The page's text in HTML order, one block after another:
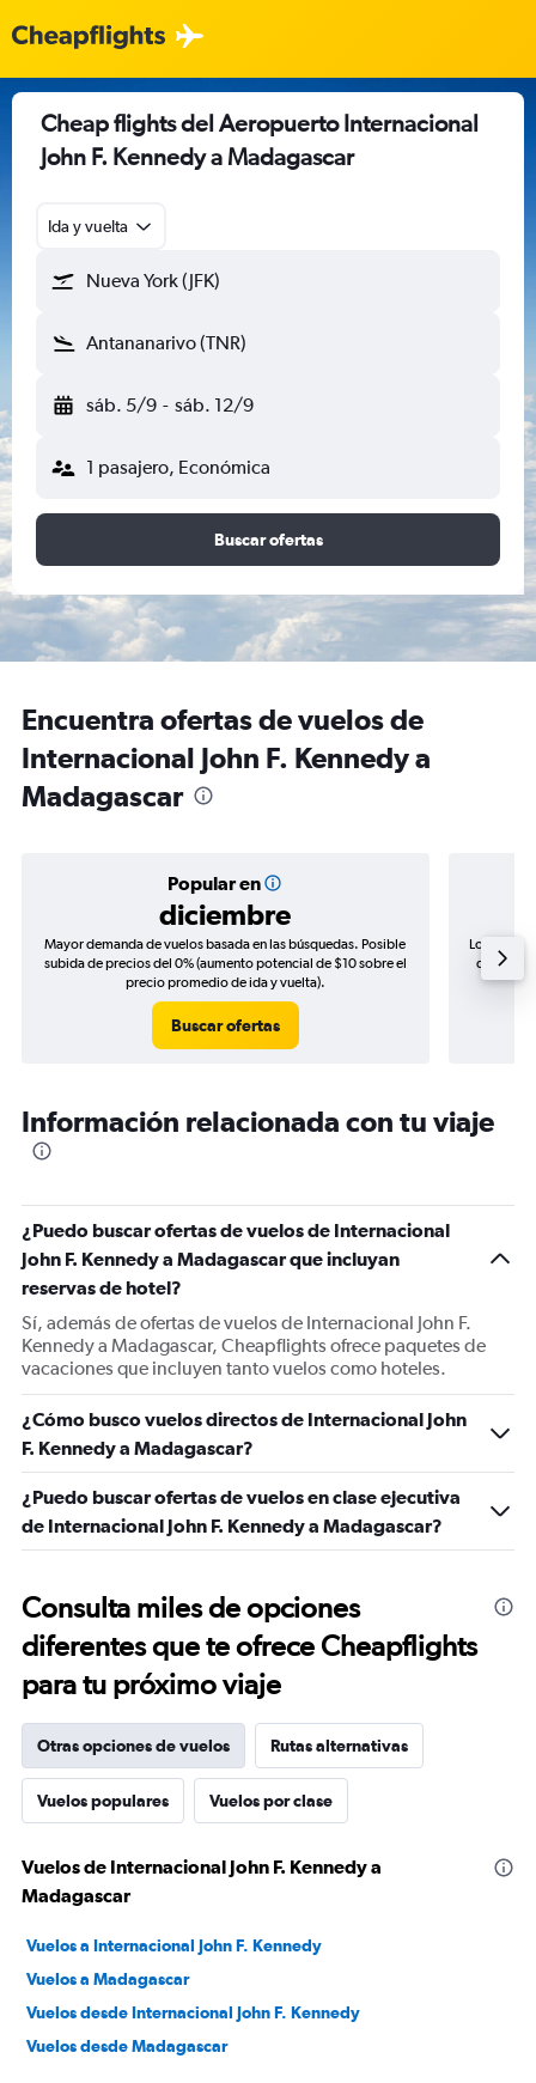
Cheap flights del Aeropuerto Internacional
John F. Kennedy a Madagascar
Ida y vuelta
Nueva York (JFK)
Antananarivo (TNR)
sáb. 5/9 - sáb. 12/9
1 pasajero, Económica
Buscar ofertas
Encuentra ofertas de vuelos de
Internacional John F. Kennedy a
Madagascar
Popular en
diciembre
Mayor demanda de vuelos basada en las búsquedas. Posible
subida de precios del 0% (aumento potencial de $10 sobre el
precio promedio de ida y vuelta).
Buscar ofertas
Los
de
Información relacionada con tu viaje
¿Puedo buscar ofertas de vuelos de Internacional
John F. Kennedy a Madagascar que incluyan
reservas de hotel?
Sí, además de ofertas de vuelos de Internacional John F.
Kennedy a Madagascar, Cheapflights ofrece paquetes de
vacaciones que incluyen tanto vuelos como hoteles.
¿Cómo busco vuelos directos de Internacional John
F. Kennedy a Madagascar?
¿Puedo buscar ofertas de vuelos en clase ejecutiva
de Internacional John F. Kennedy a Madagascar?
Consulta miles de opciones
diferentes que te ofrece Cheapflights
para tu próximo viaje
Otras opciones de vuelos Rutas alternativas
Vuelos populares Vuelos por clase
Vuelos de Internacional John F. Kennedy a
Madagascar
Vuelos a Internacional John F. Kennedy
Vuelos a Madagascar
Vuelos desde Internacional John F. Kennedy
Vuelos desde Madagascar